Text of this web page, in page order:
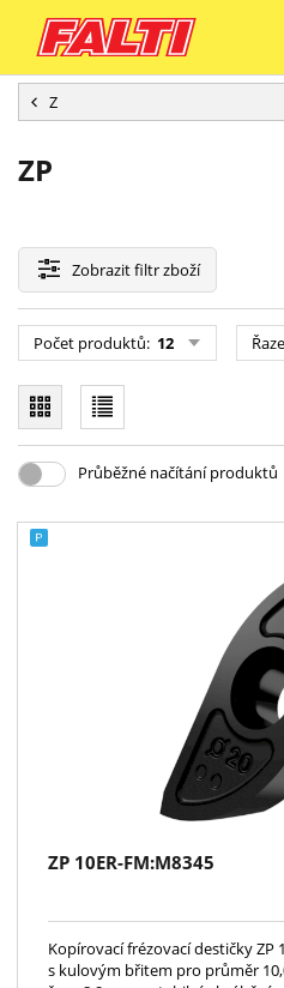
Z
ZP
Zobrazitfiltr zboží
Počet produktů: 12
Průběžné načítání produktů
ZP 10ER-FM:M8345
Kopírovací frézovací destičky ZP
s kulovým břitem pro průměr